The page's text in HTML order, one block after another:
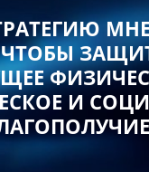
ЧТОБЫ
И